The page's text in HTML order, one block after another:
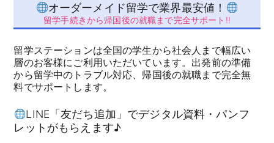
オーダーメイド留学で業界最安値！
留学手続きから帰国後の就職まで完全サポート!!
留学ステーションは全国の学生から社会人まで幅広い
層のお客様にご利用いただいています。出発前の準備
から留学中のトラブル対応、帰国後の就職まで完全無
料でサポートします。
LINE「友だち追加」でデジタル資料・パンフ
レットがもらえます♪